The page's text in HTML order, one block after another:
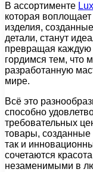
В ассортименте
которая воплощает
изделия,
детали, станут
превращая каждую
гордимся тем, что
разработанную
мире.
Всё это
способно
требовательных
товары, созданные
так и
сочетаются
незаменимыми в